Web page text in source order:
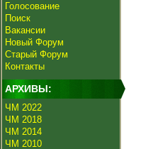
Голосование
Поиск
Вакансии
Новый Форум
Старый Форум
Контакты
АРХИВЫ:
ЧМ 2022
ЧМ 2018
ЧМ 2014
ЧМ 2010